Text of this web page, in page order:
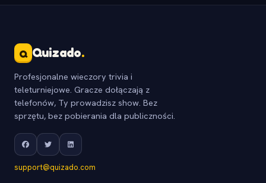
Q Quizado.
Profesjonalne wieczory trivia i
teleturniejowe. Gracze dołączają z
telefonów, Ty prowadzisz show. Bez
sprzętu, bez pobierania dla publiczności.
support@quizado.com